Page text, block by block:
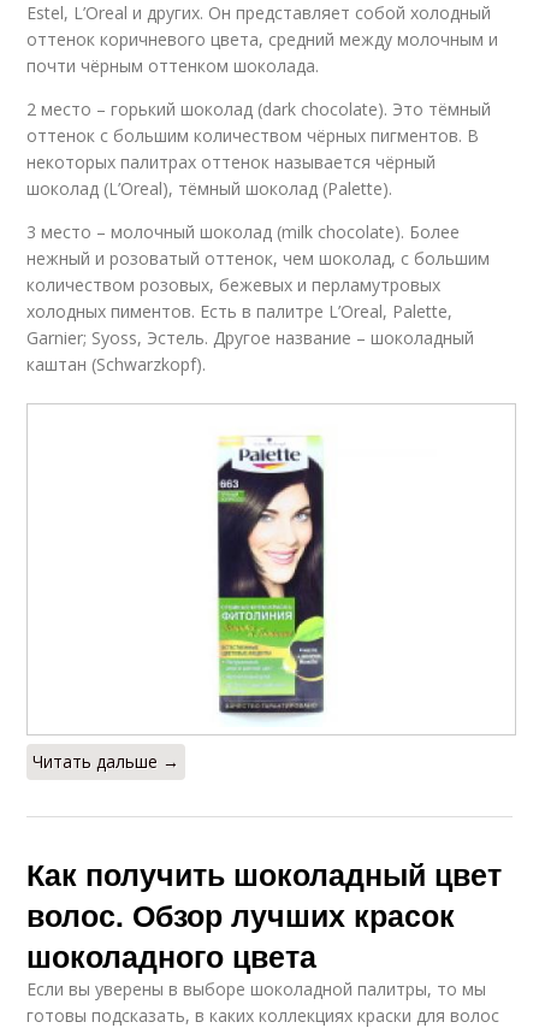
Estel, L’Oreal и других. Он представляет собой холодный
оттенок коричневого цвета, средний между молочным и
почти чёрным оттенком шоколада.
2 место – горький шоколад (dark chocolate). Это тёмный
оттенок с большим количеством чёрных пигментов. В
некоторых палитрах оттенок называется чёрный
шоколад (L’Oreal), тёмный шоколад (Palette).
3 место – молочный шоколад (milk chocolate). Более
нежный и розоватый оттенок, чем шоколад, с большим
количеством розовых, бежевых и перламутровых
холодных пиментов. Есть в палитре L’Oreal, Palette,
Garnier; Syoss, Эстель. Другое название – шоколадный
каштан (Schwarzkopf).
Читать дальше →
Как получить шоколадный цвет
волос. Обзор лучших красок
шоколадного цвета
Если вы уверены в выборе шоколадной палитры, то мы
готовы подсказать, в каких коллекциях краски для волос